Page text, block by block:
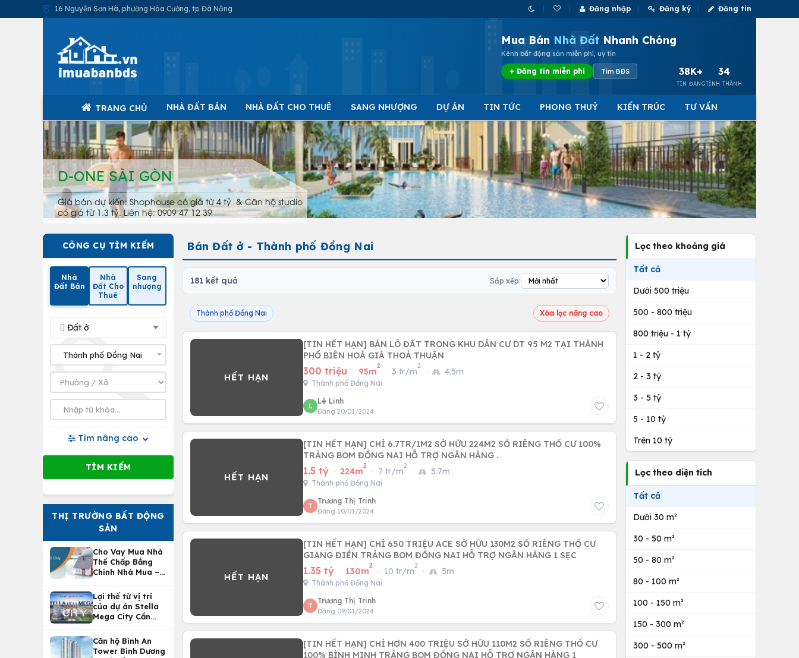
16 Nguyễn Sơn Hà, phường Hòa Cường, tp Đà Nẵng Đăng nhập Đăng ký Đăng tin
Mua Bán Nhà Đất Nhanh Chóng
Kênh bất động sản miễn phí, uy tín
+ Đăng tin miễn phí Tìm BĐS 38K+
TIN ĐĂNG
34
TỈNH THÀNH
TRANG CHỦ NHÀ ĐẤT BÁN NHÀ ĐẤT CHO THUÊ SANG NHƯỢNG DỰ ÁN TIN TỨC PHONG THUỶ KIẾN TRÚC TƯ VẤN
D-ONE SÀI GÒN
Giá bán dự kiến: Shophouse có giá từ 4 tỷ & Căn hộ studio
có giá từ 1.3 tỷ. Liên hệ: 0909 47 12 39
CÔNG CỤ TÌM KIẾM
Nhà
Đất Bán
Nhà
Đất Cho
Thuê
Sang
nhượng
Đất ở
Tìm nâng cao
THỊ TRƯỜNG BẤT ĐỘNG
SẢN
Cho Vay Mua Nhà
Thế Chấp Bằng
Chính Nhà Mua –
Nhà Tại
Vietcombank
Lợi thế từ vị trí
của dự án Stella
Mega City Cần
Căn hộ Bình An
Tower Bình Dương
Bán Đất ở - Thành phố Đồng Nai
181 kết quả Sắp xếp:
Thành phố Đồng Nai Xóa lọc nâng cao
[TIN HẾT HẠN] BÁN LÔ ĐẤT TRONG KHU DÂN CƯ DT 95 M2 TẠI THÀNH
PHỐ BIÊN HOÀ GIÁ THOẢ THUẬN
300 triệu · 95m
2
· 3 tr/m
2
· 4.5m
Thành phố Đồng Nai
L
Lê Linh
Đăng 20/01/2024
[TIN HẾT HẠN] CHỈ 6.7TR/1M2 SỞ HỮU 224M2 SỔ RIÊNG THỔ CƯ 100%
TRẢNG BOM ĐỒNG NAI HỖ TRỢ NGÂN HÀNG .
1.5 tỷ · 224m
2
· 7 tr/m
2
· 5.7m
Thành phố Đồng Nai
T
Trương Thị Trinh
Đăng 10/01/2024
[TIN HẾT HẠN] CHỈ 650 TRIỆU ACE SỞ HỮU 130M2 SỔ RIÊNG THỔ CƯ
GIANG ĐIỀN TRẢNG BOM ĐỒNG NAI HỖ TRỢ NGÂN HÀNG 1 SẸC
1.35 tỷ · 130m
2
· 10 tr/m
2
· 5m
Thành phố Đồng Nai
T
Trương Thị Trinh
Đăng 09/01/2024
[TIN HẾT HẠN] CHỈ HƠN 400 TRIỆU SỞ HỮU 110M2 SỔ RIÊNG THỔ CƯ
100% BÌNH MINH TRẢNG BOM ĐỒNG NAI HỖ TRỢ NGÂN HÀNG 1
Lọc theo khoảng giá
Tất cả
Dưới 500 triệu
500 - 800 triệu
800 triệu - 1 tỷ
1 - 2 tỷ
2 - 3 tỷ
3 - 5 tỷ
5 - 10 tỷ
Trên 10 tỷ
Lọc theo diện tích
Tất cả
Dưới 30 m²
30 - 50 m²
50 - 80 m²
80 - 100 m²
100 - 150 m²
150 - 300 m²
300 - 500 m²